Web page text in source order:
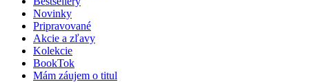
Novinky
Pripravované
Akcie a zľavy
Kolekcie
BookTok
Mám záujem o titul